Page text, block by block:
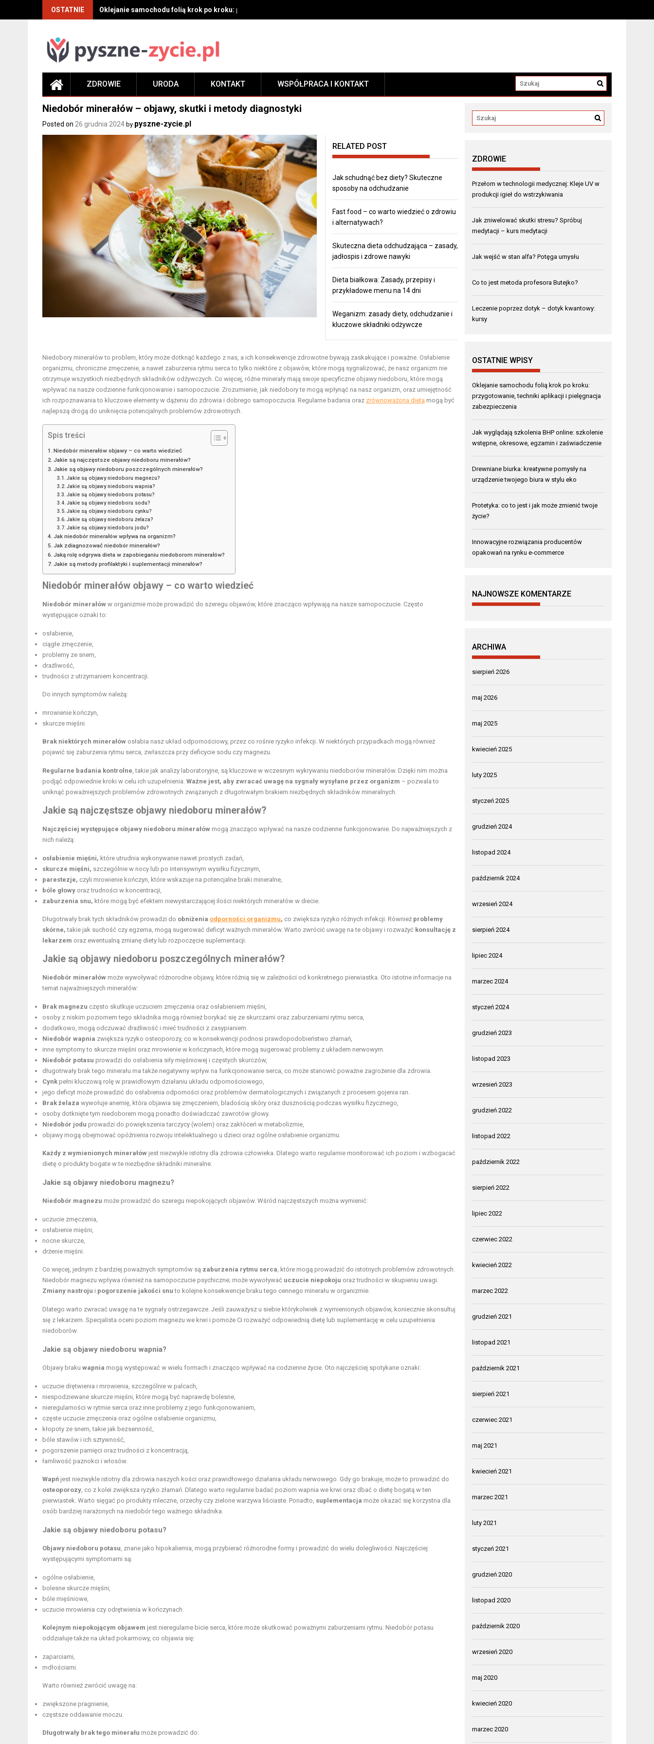
OSTATNIE Oklejanie samochodu folią krok po kroku: przygotowanie, techniki aplikacji i pielęgnacja zabezpieczenia
ZDROWIE URODA KONTAKT WSPÓŁPRACA I KONTAKT
Niedobór minerałów – objawy, skutki i metody diagnostyki
Posted on 26 grudnia 2024 by pyszne-zycie.pl
RELATED POST
Jak schudnąć bez diety? Skuteczne
sposoby na odchudzanie
Fast food – co warto wiedzieć o zdrowiu
i alternatywach?
Skuteczna dieta odchudzająca – zasady,
jadłospis i zdrowe nawyki
Dieta białkowa: Zasady, przepisy i
przykładowe menu na 14 dni
Weganizm: zasady diety, odchudzanie i
kluczowe składniki odżywcze
Niedobory minerałów to problem, który może dotknąć każdego z nas, a ich konsekwencje zdrowotne bywają zaskakujące i poważne. Osłabienie
organizmu, chroniczne zmęczenie, a nawet zaburzenia rytmu serca to tylko niektóre z objawów, które mogą sygnalizować, że nasz organizm nie
otrzymuje wszystkich niezbędnych składników odżywczych. Co więcej, różne minerały mają swoje specyficzne objawy niedoboru, które mogą
wpływać na nasze codzienne funkcjonowanie i samopoczucie. Zrozumienie, jak niedobory te mogą wpłynąć na nasz organizm, oraz umiejętność
ich rozpoznawania to kluczowe elementy w dążeniu do zdrowia i dobrego samopoczucia. Regularne badania oraz zrównoważona dieta mogą być
najlepszą drogą do uniknięcia potencjalnych problemów zdrowotnych.
Spis treści
Niedobór minerałów objawy – co warto wiedzieć
Jakie są najczęstsze objawy niedoboru minerałów?
Jakie są objawy niedoboru poszczególnych minerałów?
Jakie są objawy niedoboru magnezu?
Jakie są objawy niedoboru wapnia?
Jakie są objawy niedoboru potasu?
Jakie są objawy niedoboru sodu?
Jakie są objawy niedoboru cynku?
Jakie są objawy niedoboru żelaza?
Jakie są objawy niedoboru jodu?
Jak niedobór minerałów wpływa na organizm?
Jak zdiagnozować niedobór minerałów?
Jaką rolę odgrywa dieta w zapobieganiu niedoborom minerałów?
Jakie są metody profilaktyki i suplementacji minerałów?
Niedobór minerałów objawy – co warto wiedzieć
Niedobór minerałów w organizmie może prowadzić do szeregu objawów, które znacząco wpływają na nasze samopoczucie. Często
występujące oznaki to:
osłabienie,
ciągłe zmęczenie,
problemy ze snem,
drażliwość,
trudności z utrzymaniem koncentracji.
Do innych symptomów należą:
mrowienie kończyn,
skurcze mięśni.
Brak niektórych minerałów osłabia nasz układ odpornościowy, przez co rośnie ryzyko infekcji. W niektórych przypadkach mogą również
pojawić się zaburzenia rytmu serca, zwłaszcza przy deficycie sodu czy magnezu.
Regularne badania kontrolne , takie jak analizy laboratoryjne, są kluczowe w wczesnym wykrywaniu niedoborów minerałów. Dzięki nim można
podjąć odpowiednie kroki w celu ich uzupełnienia. Ważne jest, aby zwracać uwagę na sygnały wysyłane przez organizm – pozwala to
uniknąć poważniejszych problemów zdrowotnych związanych z długotrwałym brakiem niezbędnych składników mineralnych.
Jakie są najczęstsze objawy niedoboru minerałów?
Najczęściej występujące objawy niedoboru minerałów mogą znacząco wpływać na nasze codzienne funkcjonowanie. Do najważniejszych z
nich należą:
osłabienie mięśni, które utrudnia wykonywanie nawet prostych zadań,
skurcze mięśni, szczególnie w nocy lub po intensywnym wysiłku fizycznym,
parestezje, czyli mrowienie kończyn, które wskazuje na potencjalne braki mineralne,
bóle głowy oraz trudności w koncentracji,
zaburzenia snu, które mogą być efektem niewystarczającej ilości niektórych minerałów w diecie.
Długotrwały brak tych składników prowadzi do obniżenia odporności organizmu, co zwiększa ryzyko różnych infekcji. Również problemy
skórne, takie jak suchość czy egzema, mogą sugerować deficyt ważnych minerałów. Warto zwrócić uwagę na te objawy i rozważyć konsultację z
lekarzem oraz ewentualną zmianę diety lub rozpoczęcie suplementacji.
Jakie są objawy niedoboru poszczególnych minerałów?
Niedobór minerałów może wywoływać różnorodne objawy, które różnią się w zależności od konkretnego pierwiastka. Oto istotne informacje na
temat najważniejszych minerałów:
Brak magnezu często skutkuje uczuciem zmęczenia oraz osłabieniem mięśni,
osoby z niskim poziomem tego składnika mogą również borykać się ze skurczami oraz zaburzeniami rytmu serca,
dodatkowo, mogą odczuwać drażliwość i mieć trudności z zasypianiem.
Niedobór wapnia zwiększa ryzyko osteoporozy, co w konsekwencji podnosi prawdopodobieństwo złamań,
inne symptomy to skurcze mięśni oraz mrowienie w kończynach, które mogą sugerować problemy z układem nerwowym.
Niedobór potasu prowadzi do osłabienia siły mięśniowej i częstych skurczów,
długotrwały brak tego minerału ma także negatywny wpływ na funkcjonowanie serca, co może stanowić poważne zagrożenie dla zdrowia.
Cynk pełni kluczową rolę w prawidłowym działaniu układu odpornościowego,
jego deficyt może prowadzić do osłabienia odporności oraz problemów dermatologicznych i związanych z procesem gojenia ran.
Brak żelaza wywołuje anemię, która objawia się zmęczeniem, bladością skóry oraz dusznością podczas wysiłku fizycznego,
osoby dotknięte tym niedoborem mogą ponadto doświadczać zawrotów głowy.
Niedobór jodu prowadzi do powiększenia tarczycy (wolem) oraz zakłóceń w metabolizmie,
objawy mogą obejmować opóźnienia rozwoju intelektualnego u dzieci oraz ogólne osłabienie organizmu.
Każdy z wymienionych minerałów jest niezwykle istotny dla zdrowia człowieka. Dlatego warto regularnie monitorować ich poziom i wzbogacać
dietę o produkty bogate w te niezbędne składniki mineralne.
Jakie są objawy niedoboru magnezu?
Niedobór magnezu może prowadzić do szeregu niepokojących objawów. Wśród najczęstszych można wymienić:
uczucie zmęczenia,
osłabienie mięśni,
nocne skurcze,
drżenie mięśni.
Co więcej, jednym z bardziej poważnych symptomów są zaburzenia rytmu serca , które mogą prowadzić do istotnych problemów zdrowotnych.
Niedobór magnezu wpływa również na samopoczucie psychiczne; może wywoływać uczucie niepokoju oraz trudności w skupieniu uwagi.
Zmiany nastroju i pogorszenie jakości snu to kolejne konsekwencje braku tego cennego minerału w organizmie.
Dlatego warto zwracać uwagę na te sygnały ostrzegawcze. Jeśli zauważysz u siebie którykolwiek z wymienionych objawów, koniecznie skonsultuj
się z lekarzem. Specjalista oceni poziom magnezu we krwi i pomoże Ci rozważyć odpowiednią dietę lub suplementację w celu uzupełnienia
niedoborów.
Jakie są objawy niedoboru wapnia?
Objawy braku wapnia mogą występować w wielu formach i znacząco wpływać na codzienne życie. Oto najczęściej spotykane oznaki:
uczucie drętwienia i mrowienia, szczególnie w palcach,
niespodziewane skurcze mięśni, które mogą być naprawdę bolesne,
nieregularności w rytmie serca oraz inne problemy z jego funkcjonowaniem,
częste uczucie zmęczenia oraz ogólne osłabienie organizmu,
kłopoty ze snem, takie jak bezsenność,
bóle stawów i ich sztywność,
pogorszenie pamięci oraz trudności z koncentracją,
łamliwość paznokci i włosów.
Wapń jest niezwykle istotny dla zdrowia naszych kości oraz prawidłowego działania układu nerwowego. Gdy go brakuje, może to prowadzić do
osteoporozy , co z kolei zwiększa ryzyko złamań. Dlatego warto regularnie badać poziom wapnia we krwi oraz dbać o dietę bogatą w ten
pierwiastek. Warto sięgać po produkty mleczne, orzechy czy zielone warzywa liściaste. Ponadto, suplementacja może okazać się korzystna dla
osób bardziej narażonych na niedobór tego ważnego składnika.
Jakie są objawy niedoboru potasu?
Objawy niedoboru potasu , znane jako hipokaliemia, mogą przybierać różnorodne formy i prowadzić do wielu dolegliwości. Najczęściej
występującymi symptomami są:
ogólne osłabienie,
bolesne skurcze mięśni,
bóle mięśniowe,
uczucie mrowienia czy odrętwienia w kończynach.
Kolejnym niepokojącym objawem jest nieregularne bicie serca, które może skutkować poważnymi zaburzeniami rytmu. Niedobór potasu
oddziałuje także na układ pokarmowy, co objawia się:
zaparciami,
mdłościami.
Warto również zwrócić uwagę na:
zwiększone pragnienie,
częstsze oddawanie moczu.
Długotrwały brak tego minerału może prowadzić do:
ZDROWIE
Przełom w technologii medycznej: Kleje UV w
produkcji igieł do wstrzykiwania
Jak zniwelować skutki stresu? Spróbuj
medytacji – kurs medytacji
Jak wejść w stan alfa? Potęga umysłu
Co to jest metoda profesora Butejko?
Leczenie poprzez dotyk – dotyk kwantowy:
kursy
OSTATNIE WPISY
Oklejanie samochodu folią krok po kroku:
przygotowanie, techniki aplikacji i pielęgnacja
zabezpieczenia
Jak wyglądają szkolenia BHP online: szkolenie
wstępne, okresowe, egzamin i zaświadczenie
Drewniane biurka: kreatywne pomysły na
urządzenie twojego biura w stylu eko
Protetyka: co to jest i jak może zmienić twoje
życie?
Innowacyjne rozwiązania producentów
opakowań na rynku e-commerce
NAJNOWSZE KOMENTARZE
ARCHIWA
sierpień 2026
maj 2026
maj 2025
kwiecień 2025
luty 2025
styczeń 2025
grudzień 2024
listopad 2024
październik 2024
wrzesień 2024
sierpień 2024
lipiec 2024
marzec 2024
styczeń 2024
grudzień 2023
listopad 2023
wrzesień 2023
grudzień 2022
listopad 2022
październik 2022
sierpień 2022
lipiec 2022
czerwiec 2022
kwiecień 2022
marzec 2022
grudzień 2021
listopad 2021
październik 2021
sierpień 2021
czerwiec 2021
maj 2021
kwiecień 2021
marzec 2021
luty 2021
styczeń 2021
grudzień 2020
listopad 2020
październik 2020
wrzesień 2020
maj 2020
kwiecień 2020
marzec 2020